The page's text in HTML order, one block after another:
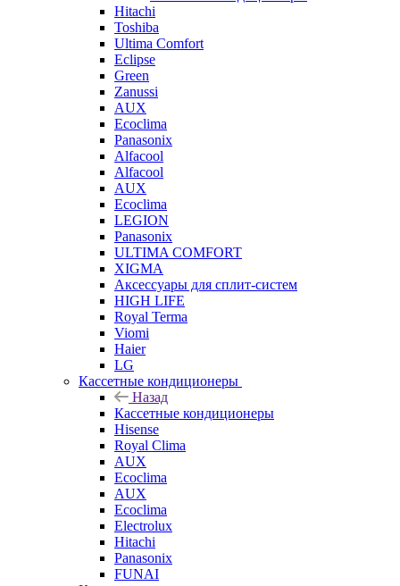
Hitachi
Toshiba
Ultima Comfort
Eclipse
Green
Zanussi
AUX
Ecoclima
Panasonix
Alfacool
Alfacool
AUX
Ecoclima
LEGION
Panasonix
ULTIMA COMFORT
XIGMA
Аксессуары для сплит-систем
HIGH LIFE
Royal Terma
Viomi
Haier
LG
Кассетные кондиционеры
Назад
Кассетные кондиционеры
Hisense
Royal Clima
AUX
Ecoclima
AUX
Ecoclima
Electrolux
Hitachi
Panasonix
FUNAI